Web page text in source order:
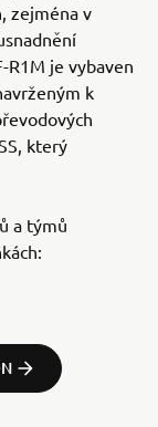
zejména v
R1M je vybaven
k
který
a týmů